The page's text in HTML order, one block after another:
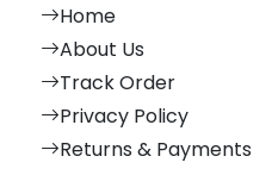
Home
About Us
Track Order
Privacy Policy
Returns & Payments